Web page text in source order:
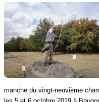
manche du vingt-neuvième